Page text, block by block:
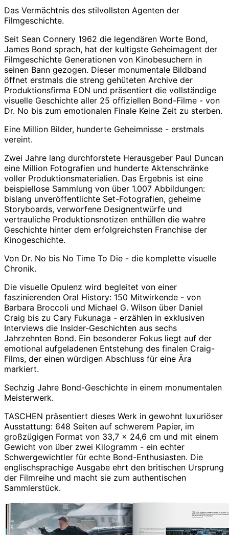
Das Vermächtnis des stilvollsten Agenten der
Filmgeschichte.
Seit Sean Connery 1962 die legendären Worte Bond,
James Bond sprach, hat der kultigste Geheimagent der
Filmgeschichte Generationen von Kinobesuchern in
seinen Bann gezogen. Dieser monumentale Bildband
öffnet erstmals die streng gehüteten Archive der
Produktionsfirma EON und präsentiert die vollständige
visuelle Geschichte aller 25 offiziellen Bond-Filme - von
Dr. No bis zum emotionalen Finale Keine Zeit zu sterben.
Eine Million Bilder, hunderte Geheimnisse - erstmals
vereint.
Zwei Jahre lang durchforstete Herausgeber Paul Duncan
eine Million Fotografien und hunderte Aktenschränke
voller Produktionsmaterialien. Das Ergebnis ist eine
beispiellose Sammlung von über 1.007 Abbildungen:
bislang unveröffentlichte Set-Fotografien, geheime
Storyboards, verworfene Designentwürfe und
vertrauliche Produktionsnotizen enthüllen die wahre
Geschichte hinter dem erfolgreichsten Franchise der
Kinogeschichte.
Von Dr. No bis No Time To Die - die komplette visuelle
Chronik.
Die visuelle Opulenz wird begleitet von einer
faszinierenden Oral History: 150 Mitwirkende - von
Barbara Broccoli und Michael G. Wilson über Daniel
Craig bis zu Cary Fukunaga - erzählen in exklusiven
Interviews die Insider-Geschichten aus sechs
Jahrzehnten Bond. Ein besonderer Fokus liegt auf der
emotional aufgeladenen Entstehung des finalen Craig-
Films, der einen würdigen Abschluss für eine Ära
markiert.
Sechzig Jahre Bond-Geschichte in einem monumentalen
Meisterwerk.
TASCHEN präsentiert dieses Werk in gewohnt luxuriöser
Ausstattung: 648 Seiten auf schwerem Papier, im
großzügigen Format von 33,7 x 24,6 cm und mit einem
Gewicht von über zwei Kilogramm - ein echter
Schwergewichtler für echte Bond-Enthusiasten. Die
englischsprachige Ausgabe ehrt den britischen Ursprung
der Filmreihe und macht sie zum authentischen
Sammlerstück.